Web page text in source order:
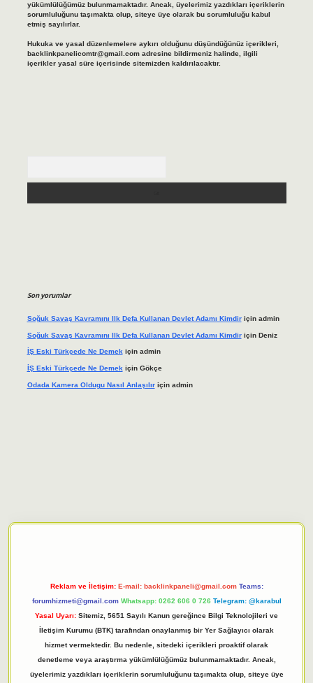
yükümlülüğümüz bulunmamaktadır. Ancak, üyelerimiz yazdıkları içeriklerin
sorumluluğunu taşımakta olup, siteye üye olarak bu sorumluluğu kabul
etmiş sayılırlar.
Hukuka ve yasal düzenlemelere aykırı olduğunu düşündüğünüz içerikleri,
backlinkpanelicomtr@gmail.comadresine bildirmeniz halinde, ilgili
içerikler yasal süre içerisinde sitemizden kaldırılacaktır.
Son yorumlar
Soğuk Savaş Kavramını Ilk Defa Kullanan Devlet Adamı Kimdiriçin admin
Soğuk Savaş Kavramını Ilk Defa Kullanan Devlet Adamı Kimdiriçin Deniz
İŞ Eski Türkçede Ne Demekiçin admin
İŞ Eski Türkçede Ne Demek için Gökçe
Odada Kamera Oldugu Nasıl Anlaşılıriçin admin
Reklam ve İletişim: E-mail: backlinkpaneli@gmail.com Teams:
forumhizmeti@gmail.com Whatsapp: 0262 606 0 726 Telegram: @karabul
Yasal Uyarı: Sitemiz, 5651 Sayılı Kanun gereğince Bilgi Teknolojileri ve
İletişim Kurumu (BTK) tarafından onaylanmış bir Yer Sağlayıcı olarak
hizmet vermektedir. Bu nedenle, sitedeki içerikleri proaktif olarak
denetleme veya araştırma yükümlülüğümüz bulunmamaktadır. Ancak,
üyelerimiz yazdıkları içeriklerin sorumluluğunu taşımakta olup, siteye üye